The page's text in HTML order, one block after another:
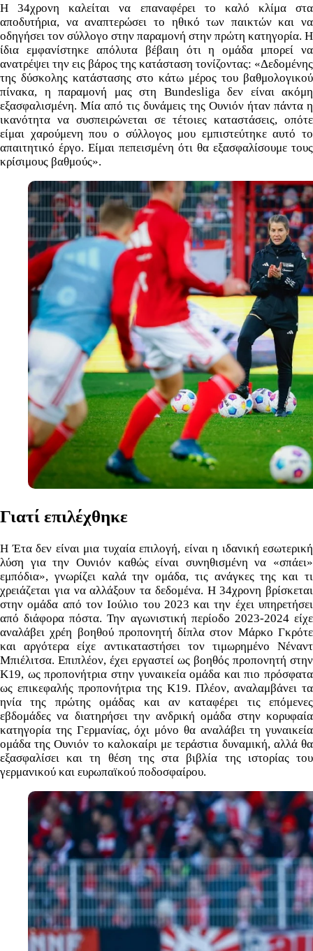
Η 34χρονη καλείται να επαναφέρει το καλό κλίμα στα
αποδυτήρια, να αναπτερώσει το ηθικό των παικτών και να
οδηγήσει τον σύλλογο στην παραμονή στην πρώτη κατηγορία. Η
ίδια εμφανίστηκε απόλυτα βέβαιη ότι η ομάδα μπορεί να
ανατρέψει την εις βάρος της κατάσταση τονίζοντας: «Δεδομένης
της δύσκολης κατάστασης στο κάτω μέρος του βαθμολογικού
πίνακα, η παραμονή μας στη Bundesliga δεν είναι ακόμη
εξασφαλισμένη. Μία από τις δυνάμεις της Ουνιόν ήταν πάντα η
ικανότητα να συσπειρώνεται σε τέτοιες καταστάσεις, οπότε
είμαι χαρούμενη που ο σύλλογος μου εμπιστεύτηκε αυτό το
απαιτητικό έργο. Είμαι πεπεισμένη ότι θα εξασφαλίσουμε τους
κρίσιμους βαθμούς».
Γιατί επιλέχθηκε
Η Έτα δεν είναι μια τυχαία επιλογή, είναι η ιδανική εσωτερική
λύση για την Ουνιόν καθώς είναι συνηθισμένη να «σπάει»
εμπόδια», γνωρίζει καλά την ομάδα, τις ανάγκες της και τι
χρειάζεται για να αλλάξουν τα δεδομένα. Η 34χρονη βρίσκεται
στην ομάδα από τον Ιούλιο του 2023 και την έχει υπηρετήσει
από διάφορα πόστα. Την αγωνιστική περίοδο 2023-2024 είχε
αναλάβει χρέη βοηθού προπονητή δίπλα στον Μάρκο Γκρότε
και αργότερα είχε αντικαταστήσει τον τιμωρημένο Νέναντ
Μπιέλιτσα. Επιπλέον, έχει εργαστεί ως βοηθός προπονητή στην
Κ19, ως προπονήτρια στην γυναικεία ομάδα και πιο πρόσφατα
ως επικεφαλής προπονήτρια της Κ19. Πλέον, αναλαμβάνει τα
ηνία της πρώτης ομάδας και αν καταφέρει τις επόμενες
εβδομάδες να διατηρήσει την ανδρική ομάδα στην κορυφαία
κατηγορία της Γερμανίας, όχι μόνο θα αναλάβει τη γυναικεία
ομάδα της Ουνιόν το καλοκαίρι με τεράστια δυναμική, αλλά θα
εξασφαλίσει και τη θέση της στα βιβλία της ιστορίας του
γερμανικού και ευρωπαϊκού ποδοσφαίρου.